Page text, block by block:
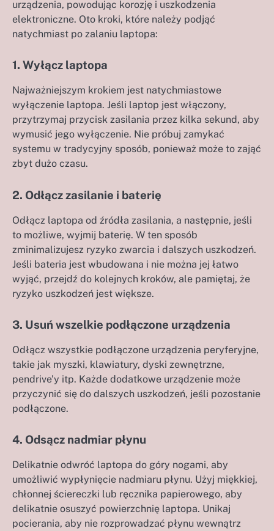
urządzenia, powodując korozję i uszkodzenia
elektroniczne. Oto kroki, które należy podjąć
natychmiast po zalaniu laptopa:
1. Wyłącz laptopa
Najważniejszym krokiem jest natychmiastowe
wyłączenie laptopa. Jeśli laptop jest włączony,
przytrzymaj przycisk zasilania przez kilka sekund, aby
wymusić jego wyłączenie. Nie próbuj zamykać
systemu w tradycyjny sposób, ponieważ może to zająć
zbyt dużo czasu.
2. Odłącz zasilanie i baterię
Odłącz laptopa od źródła zasilania, a następnie, jeśli
to możliwe, wyjmij baterię. W ten sposób
zminimalizujesz ryzyko zwarcia i dalszych uszkodzeń.
Jeśli bateria jest wbudowana i nie można jej łatwo
wyjąć, przejdź do kolejnych kroków, ale pamiętaj, że
ryzyko uszkodzeń jest większe.
3. Usuń wszelkie podłączone urządzenia
Odłącz wszystkie podłączone urządzenia peryferyjne,
takie jak myszki, klawiatury, dyski zewnętrzne,
pendrive’y itp. Każde dodatkowe urządzenie może
przyczynić się do dalszych uszkodzeń, jeśli pozostanie
podłączone.
4. Odsącz nadmiar płynu
Delikatnie odwróć laptopa do góry nogami, aby
umożliwić wypłynięcie nadmiaru płynu. Użyj miękkiej,
chłonnej ściereczki lub ręcznika papierowego, aby
delikatnie osuszyć powierzchnię laptopa. Unikaj
pocierania, aby nie rozprowadzać płynu wewnątrz